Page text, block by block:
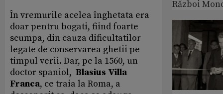
În vremurile acelea înghetata era
doar pentru bogati, fiind foarte
scumpa, din cauza dificultatilor
legate de conservarea ghetii pe
timpul verii. Dar, pe la 1560, un
doctor spaniol, Blasius Villa
Franca, ce traia la Roma, a
Război